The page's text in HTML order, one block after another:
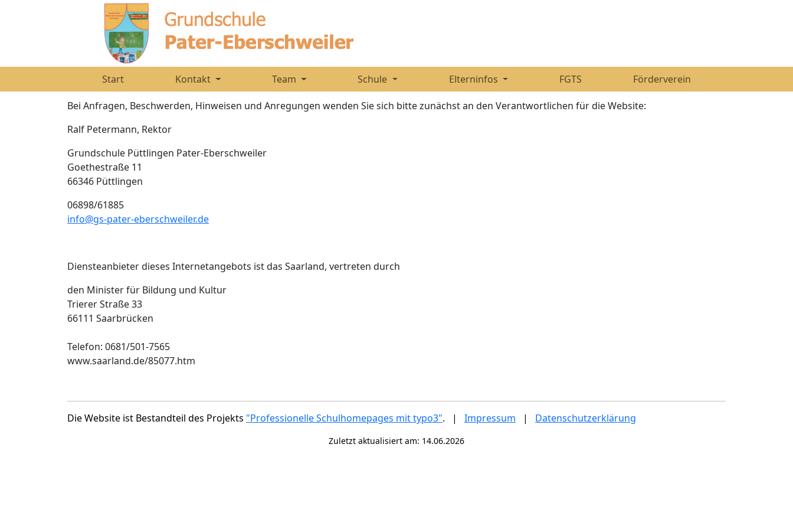
Start Kontakt Team Schule Elterninfos FGTS Förderverein
Bei Anfragen, Beschwerden, Hinweisen und Anregungen wenden Sie sich bitte zunächst an den Verantwortlichen für die Website:
Ralf Petermann, Rektor
Grundschule Püttlingen Pater-Eberschweiler
Goethestraße 11
66346 Püttlingen
06898/61885
info@gs-pater-eberschweiler.de
Diensteanbieter dieses Internetangebots ist das Saarland, vertreten durch
den Minister für Bildung und Kultur
Trierer Straße 33
66111 Saarbrücken
Telefon: 0681/501-7565
www.saarland.de/85077.htm
Die Website ist Bestandteil des Projekts "Professionelle Schulhomepages mit typo3". | Impressum | Datenschutzerklärung
Zuletzt aktualisiert am: 14.06.2026